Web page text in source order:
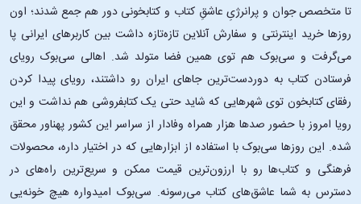
تا متخصص جوان و پرانرژیِ عاشقِ کتاب و کتابخونی دور هم جمع شدند؛ اون‌
روزها خرید اینترنتی و سفارش آنلاین تازه‌تازه داشت بین کاربرهای ایرانی پا
می‌گرفت و سی‌بوک هم توی همین فضا متولد شد. اهالی سی‌بوک رویای
فرستادن کتاب به دوردست‌ترین جاهای ایران رو داشتند، رویای پیدا کردن
رفقای کتابخون توی شهرهایی که شاید حتی یک کتابفروشی هم نداشت و این
رویا امروز با حضور صدها هزار همراه وفادار از سراسر این کشور پهناور محقق
شده. این ‌روزها سی‌بوک با استفاده از ابزارهایی که در اختیار داره، محصولات
فرهنگی و کتاب‌ها رو با ارزون‌ترین قیمت ممکن و سریع‌ترین راه‌های در
دسترس به شما عاشق‌های کتاب می‌رسونه. سی‌بوک امیدواره هیچ خونه‌یی